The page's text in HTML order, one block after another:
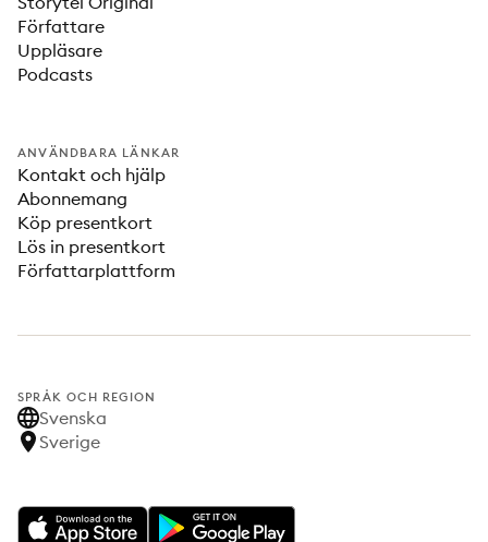
Författare
Uppläsare
Podcasts
ANVÄNDBARA LÄNKAR
Kontakt och hjälp
Abonnemang
Köp presentkort
Lös in presentkort
Författarplattform
SPRÅK OCH REGION
Svenska
Sverige